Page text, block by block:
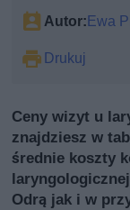
Autor:Ewa
Drukuj
Ceny wizyt u
znajdziesz w
średnie koszty
Odrą jak i w